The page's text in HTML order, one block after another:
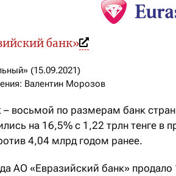
банк»
(15.09.2021)
Валентин Морозов
– восьмой по размерам банк
на 16,5% с 1,22 трлн тенге
4,04 млрд годом ранее.
АО «Евразийский банк»